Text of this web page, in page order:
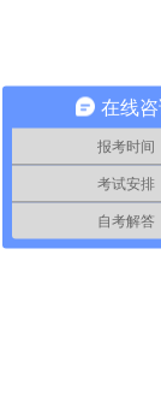
在线
报考时间
考试安排
自考解答